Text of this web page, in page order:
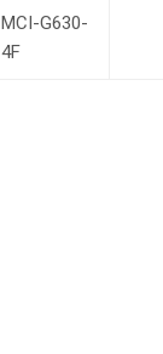
MCI-G630-
4F